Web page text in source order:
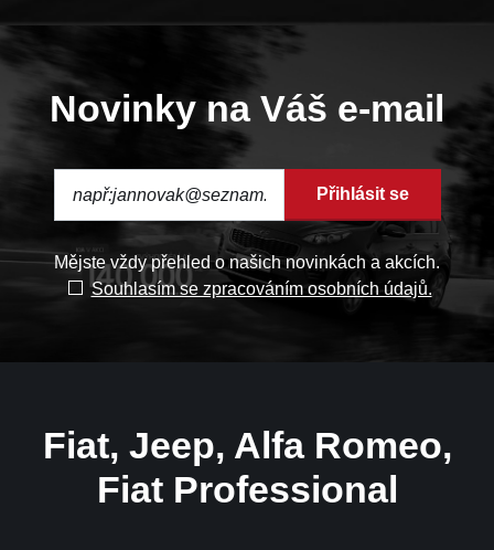
Novinky na Váš e-mail
Přihlásit se
Mějste vždy přehled o našich novinkách a akcích.
Souhlasím se zpracováním osobních údajů.
Fiat, Jeep, Alfa Romeo,
Fiat Professional